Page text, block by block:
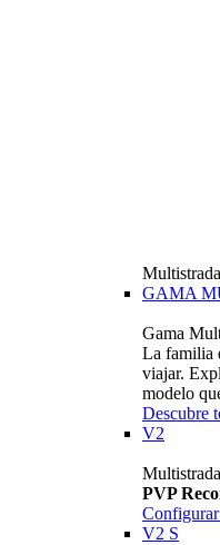
Multistrada
GAMA
Gama
La familia
viajar.
modelo
Descubre
V2
PVP
Configurar
V2 S